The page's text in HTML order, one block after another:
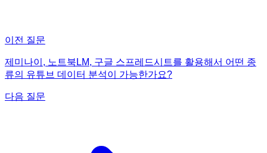
이전 질문
제미나이, 노트북LM, 구글 스프레드시트를 활용해서 어떤 종
류의 유튜브 데이터 분석이 가능한가요?
다음 질문